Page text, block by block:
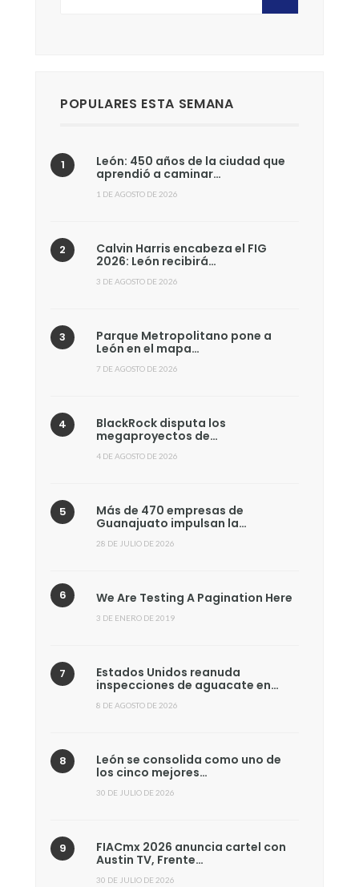
POPULARES ESTA SEMANA
León: 450 años de la ciudad que
aprendió a caminar…
1 DE AGOSTO DE 2026
Calvin Harris encabeza el FIG
2026: León recibirá…
3 DE AGOSTO DE 2026
Parque Metropolitano pone a
León en el mapa…
7 DE AGOSTO DE 2026
BlackRock disputa los
megaproyectos de…
4 DE AGOSTO DE 2026
Más de 470 empresas de
Guanajuato impulsan la…
28 DE JULIO DE 2026
We Are Testing A Pagination Here
3 DE ENERO DE 2019
Estados Unidos reanuda
inspecciones de aguacate en…
8 DE AGOSTO DE 2026
León se consolida como uno de
los cinco mejores…
30 DE JULIO DE 2026
FIACmx 2026 anuncia cartel con
Austin TV, Frente…
30 DE JULIO DE 2026